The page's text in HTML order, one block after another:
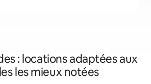
: locations adaptées aux
les mieux notées